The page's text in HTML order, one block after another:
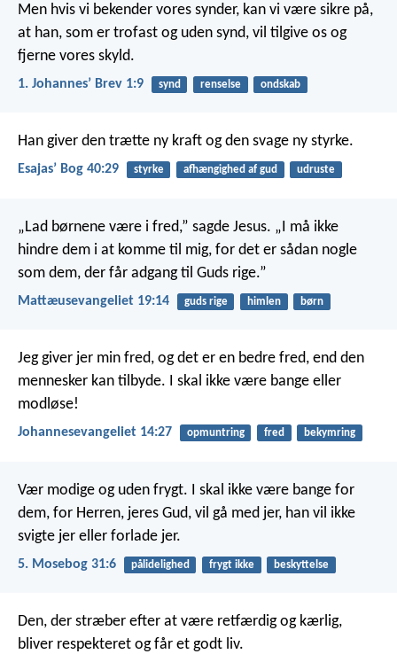
Men hvis vi bekender vores synder, kan vi være sikre på,
at han, som er trofast og uden synd, vil tilgive os og
fjerne vores skyld.
1. Johannesʼ Brev 1:9 synd renselse ondskab
Han giver den trætte ny kraft og den svage ny styrke.
Esajasʼ Bog 40:29 styrke afhængighed af gud udruste
„Lad børnene være i fred,” sagde Jesus. „I må ikke
hindre dem i at komme til mig, for det er sådan nogle
som dem, der får adgang til Guds rige.”
Mattæusevangeliet 19:14 guds rige himlen børn
Jeg giver jer min fred, og det er en bedre fred, end den
mennesker kan tilbyde. I skal ikke være bange eller
modløse!
Johannesevangeliet 14:27 opmuntring fred bekymring
Vær modige og uden frygt. I skal ikke være bange for
dem, for Herren, jeres Gud, vil gå med jer, han vil ikke
svigte jer eller forlade jer.
5. Mosebog 31:6 pålidelighed frygt ikke beskyttelse
Den, der stræber efter at være retfærdig og kærlig,
bliver respekteret og får et godt liv.